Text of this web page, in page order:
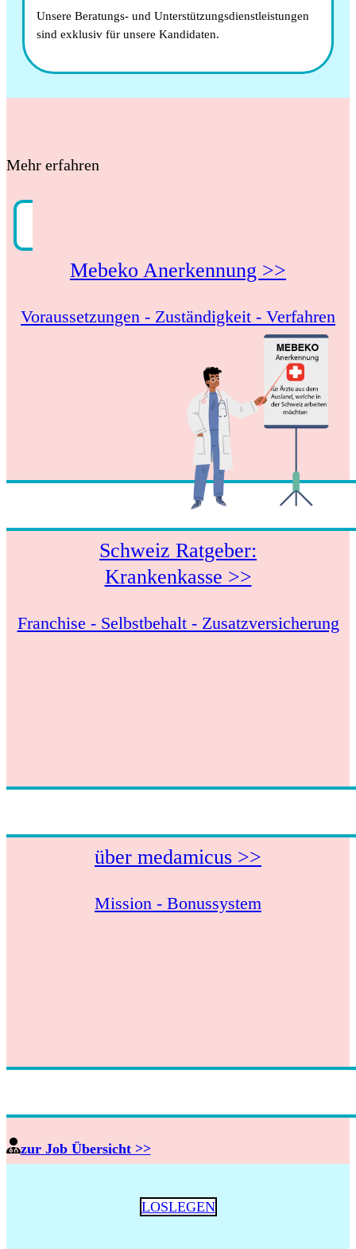
Unsere Beratungs- und Unterstützungsdienstleistungen
sind exklusiv für unsere Kandidaten.
Mehr erfahren
Mebeko Anerkennung >>
Voraussetzungen - Zuständigkeit - Verfahren
Schweiz Ratgeber:
Krankenkasse >>
Franchise - Selbstbehalt - Zusatzversicherung
über medamicus >>
Mission - Bonussystem
zur Job Übersicht >>
LOSLEGEN